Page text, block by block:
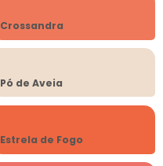
Crossandra
Pó de Aveia
Estrela de Fogo